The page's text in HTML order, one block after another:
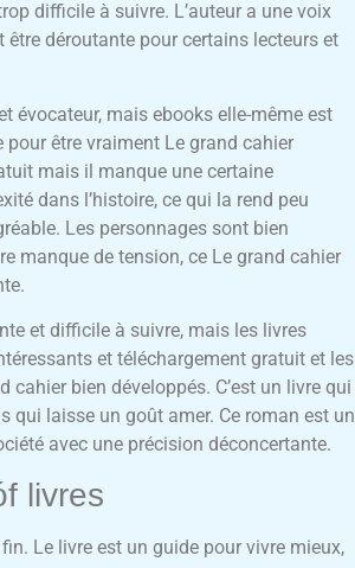
difficile à suivre. L’auteur a une voix
être déroutante pour certains lecteurs et
évocateur, mais ebooks elle-même est
pour être vraiment Le grand cahier
mais il manque une certaine
dans l’histoire, ce qui la rend peu
Les personnages sont bien
manque de tension, ce Le grand cahier
et difficile à suivre, mais les livres
et téléchargement gratuit et les
cahier bien développés. C’est un livre qui
qui laisse un goût amer. Ce roman est un
avec une précision déconcertante.
livres
Le livre est un guide pour vivre mieux,